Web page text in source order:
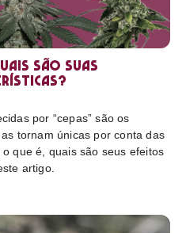
são suas
por “cepas” são os
tornam únicas por conta das
que é, quais são seus efeitos
artigo.